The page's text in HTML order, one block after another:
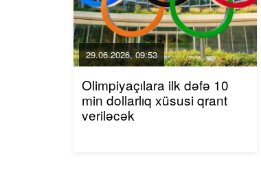
29.06.2026, 09:53
Olimpiyaçılara ilk dəfə 10
min dollarlıq xüsusi qrant
veriləcək